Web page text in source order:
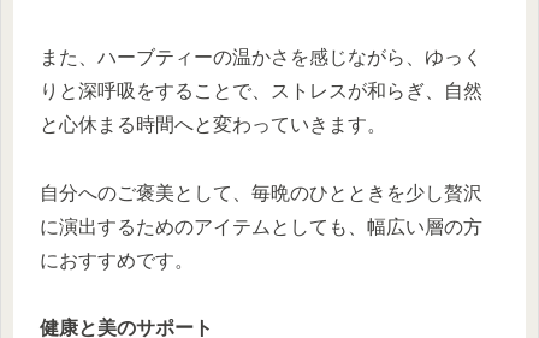
また、ハーブティーの温かさを感じながら、ゆっく
りと深呼吸をすることで、ストレスが和らぎ、自然
と心休まる時間へと変わっていきます。
自分へのご褒美として、毎晩のひとときを少し贅沢
に演出するためのアイテムとしても、幅広い層の方
におすすめです。
健康と美のサポート